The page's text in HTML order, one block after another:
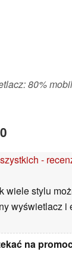
80%
-
wiele stylu
wyświetlacz
na